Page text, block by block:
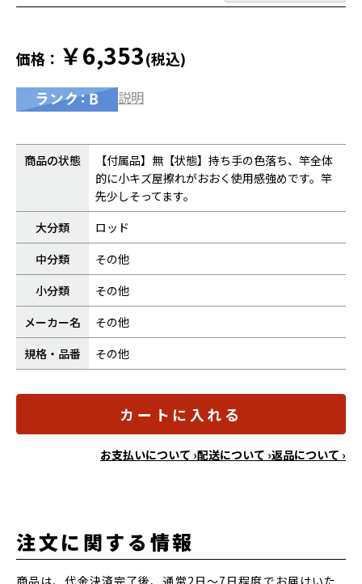
価格： ￥6,353(税込)
説明
商品の状態
【付属品】無【状態】持ち手の色落ち、竿全体
的に小キズ屋擦れがおおく使用感強めです。竿
先少しそってます。
大分類
ロッド
中分類
その他
小分類
その他
メーカー名
その他
規格・品番
その他
カートに入れる
お支払いについて ›配送について ›返品について ›
注文に関する情報